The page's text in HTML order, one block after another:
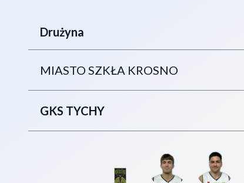
Drużyna
MIASTO SZKŁA KROSNO
GKS TYCHY